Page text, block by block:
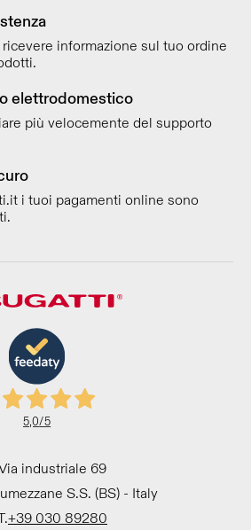
informazione sul tuo ordine
elettrodomestico
più velocemente del supporto
i tuoi pagamenti online sono
5,0/5
industriale 69
S.S. (BS) - Italy
+39 030 89280